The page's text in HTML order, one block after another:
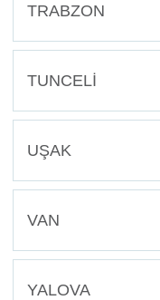
TRABZON
TUNCELİ
UŞAK
VAN
YALOVA